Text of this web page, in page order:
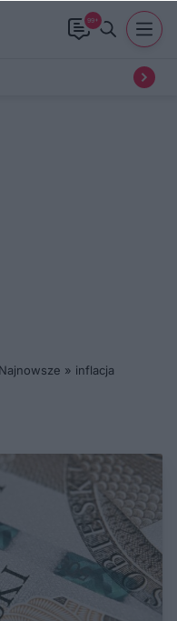
99+
Najnowsze » inflacja